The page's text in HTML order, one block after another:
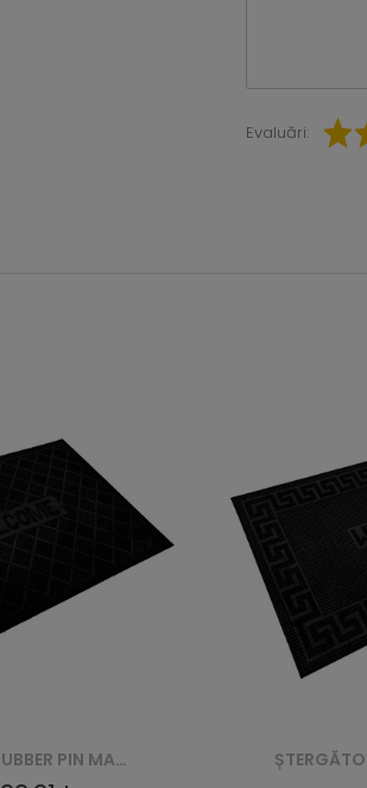
Evaluări:
ȘTERGĂTOR RUBBER PIN MAT (VI 2205)